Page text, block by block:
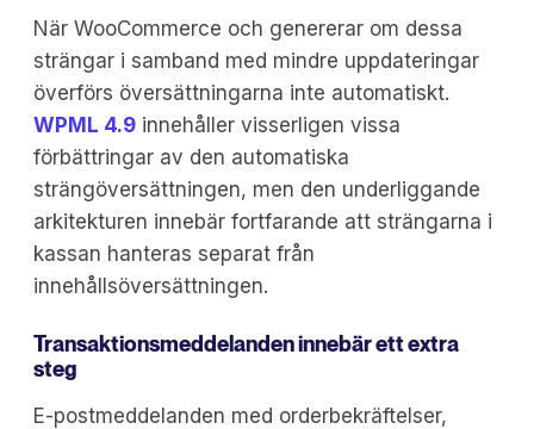
När WooCommerce och genererar om dessa
strängar i samband med mindre uppdateringar
överförs översättningarna inte automatiskt.
WPML 4.9 innehåller visserligen vissa
förbättringar av den automatiska
strängöversättningen, men den underliggande
arkitekturen innebär fortfarande att strängarna i
kassan hanteras separat från
innehållsöversättningen.
Transaktionsmeddelanden innebär ett extra
steg
E-postmeddelanden med orderbekräftelser,